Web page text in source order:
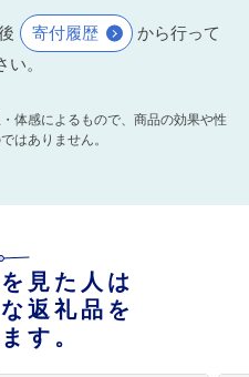
寄付履歴
から行って
い。
体感によるもので、商品の効果や性
はありません。
見た人は
返礼品を
す。